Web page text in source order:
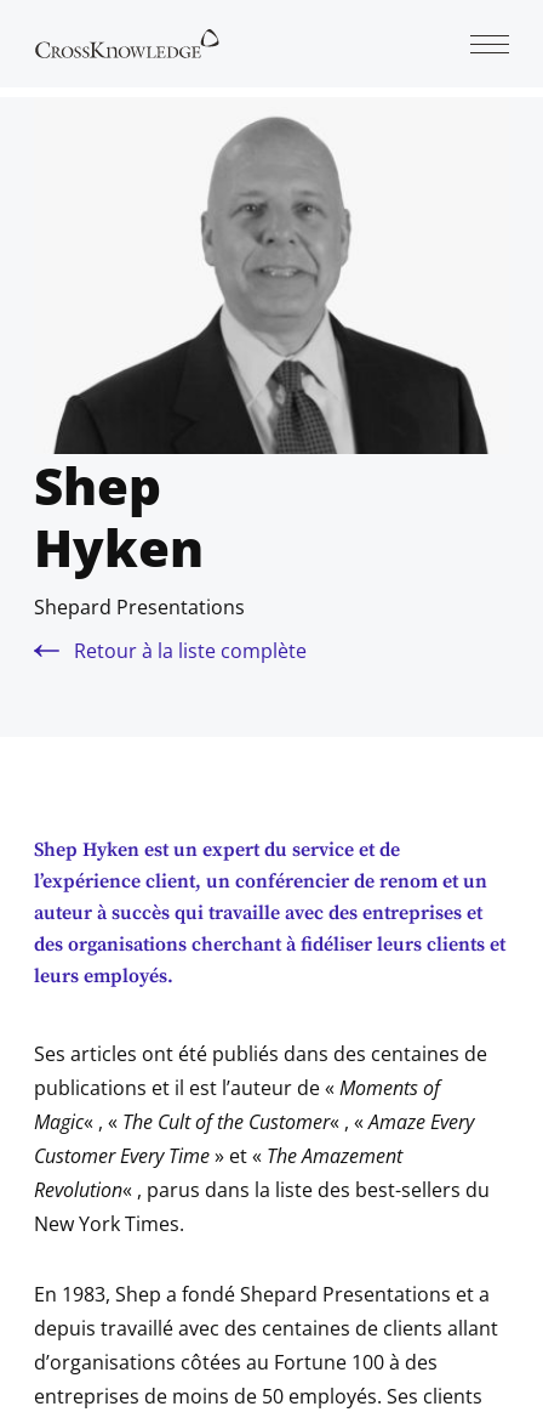
Shep
Hyken
Shepard Presentations
Retour à la liste complète
Shep Hyken est un expert du service et de
l’expérience client, un conférencier de renom et un
auteur à succès qui travaille avec des entreprises et
des organisations cherchant à fidéliser leurs clients et
leurs employés.
Ses articles ont été publiés dans des centaines de
publications et il est l’auteur de «Moments of
Magic« , « The Cult of the Customer« , «Amaze Every
Customer Every Time» et « The Amazement
Revolution« , parus dans la liste des best-sellers du
New York Times.
En 1983, Shep a fondé Shepard Presentations et a
depuis travaillé avec des centaines de clients allant
d’organisations côtées au Fortune 100 à des
entreprises de moins de 50 employés. Ses clients